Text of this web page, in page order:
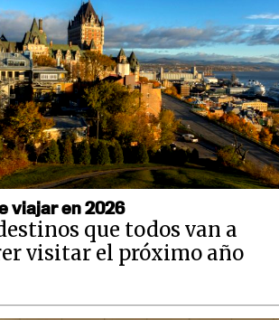
viajar en 2026
que todos van a
visitar el próximo año